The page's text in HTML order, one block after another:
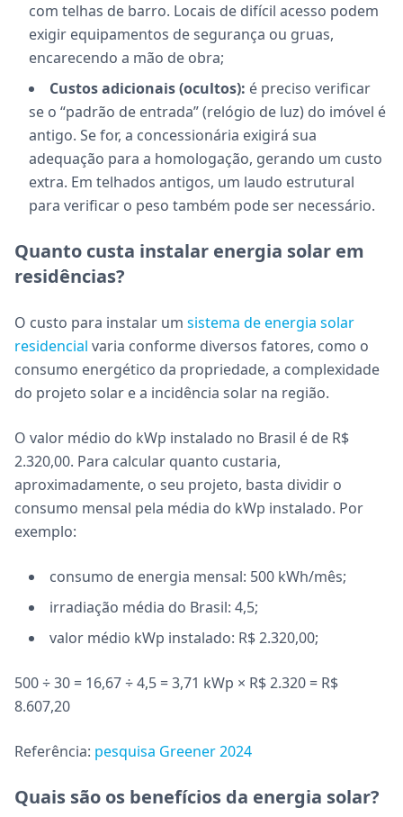
com telhas de barro. Locais de difícil acesso podem
exigir equipamentos de segurança ou gruas,
encarecendo a mão de obra;
Custos adicionais (ocultos): é preciso verificar
se o “padrão de entrada” (relógio de luz) do imóvel é
antigo. Se for, a concessionária exigirá sua
adequação para a homologação, gerando um custo
extra. Em telhados antigos, um laudo estrutural
para verificar o peso também pode ser necessário.
Quanto custa instalar energia solar em
residências?
O custo para instalar um sistema de energia solar
residencial varia conforme diversos fatores, como o
consumo energético da propriedade, a complexidade
do projeto solar e a incidência solar na região.
O valor médio do kWp instalado no Brasil é de R$
2.320,00. Para calcular quanto custaria,
aproximadamente, o seu projeto, basta dividir o
consumo mensal pela média do kWp instalado. Por
exemplo:
consumo de energia mensal: 500 kWh/mês;
irradiação média do Brasil: 4,5;
valor médio kWp instalado: R$ 2.320,00;
500 ÷ 30 = 16,67 ÷ 4,5 = 3,71 kWp × R$ 2.320 = R$
8.607,20
Referência: pesquisa Greener 2024
Quais são os benefícios da energia solar?